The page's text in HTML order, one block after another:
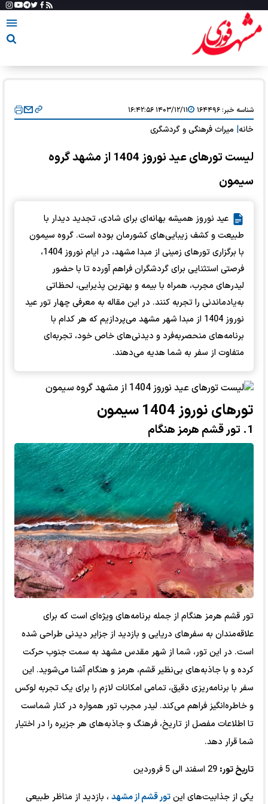
شناسه خبر:۱۶۴۴۹۶ ۱۴۰۳/۱۲/۱۱ ۱۶:۴۲:۵۶
خانه میراث فرهنگی و گردشگری
لیست تورهای عید نوروز 1404 از مشهد گروه
سیمون
عید نوروز همیشه بهانه‌ای برای شادی، تجدید دیدار با
طبیعت و کشف زیبایی‌های کشورمان بوده است. گروه سیمون
با برگزاری تورهای زمینی از مبدا مشهد، در ایام نوروز 1404،
فرصتی استثنایی برای گردشگران فراهم آورده تا با حضور
لیدرهای مجرب، همراه با بیمه و بهترین پذیرایی، لحظاتی
به‌یادماندنی را تجربه کنند. در این مقاله به معرفی چهار تور عید
نوروز 1404 از مبدا شهر مشهد می‌پردازیم که هر کدام با
برنامه‌های منحصربه‌فرد و دیدنی‌های خاص خود، تجربه‌ای
متفاوت از سفر به شما هدیه می‌دهند.
تورهای نوروز 1404 سیمون
1. تور قشم هرمز هنگام
تور قشم هرمز هنگام از جمله برنامه‌های ویژه‌ای است که برای
علاقه‌مندان به سفرهای دریایی و بازدید از جزایر دیدنی طراحی شده
است. در این تور، شما از شهر مقدس مشهد به سمت جنوب حرکت
کرده و با جاذبه‌های بی‌نظیر قشم، هرمز و هنگام آشنا می‌شوید. این
سفر با برنامه‌ریزی دقیق، تمامی امکانات لازم را برای یک تجربه لوکس
و خاطره‌انگیز فراهم می‌کند. لیدر مجرب تور همواره در کنار شماست
تا اطلاعات مفصل از تاریخ، فرهنگ و جاذبه‌های هر جزیره را در اختیار
شما قرار دهد.
تاریخ تور:
یکی از جذابیت‌های اینتور قشم از مشهد ، بازدید از مناظر طبیعی